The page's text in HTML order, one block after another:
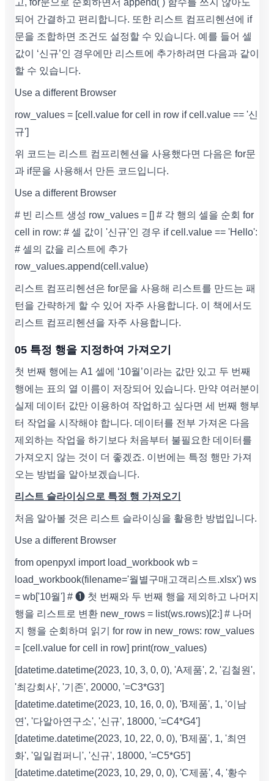
되어 간결하고 편리합니다. 또한 리스트 컴프리헨션에 if
문을 조합하면 조건도 설정할 수 있습니다. 예를 들어 셀
값이 ‘신규’인 경우에만 리스트에 추가하려면 다음과 같이
할 수 있습니다.
Use a different Browser
row_values = [cell.value for cell in row if cell.value == '신
규']
위 코드는 리스트 컴프리헨션을 사용했다면 다음은 for문
과 if문을 사용해서 만든 코드입니다.
Use a different Browser
# 빈 리스트 생성 row_values = [] # 각 행의 셀을 순회 for
cell in row: # 셀 값이 '신규'인 경우 if cell.value == 'Hello':
# 셀의 값을 리스트에 추가
row_values.append(cell.value)
리스트 컴프리헨션은 for문을 사용해 리스트를 만드는 패
턴을 간략하게 할 수 있어 자주 사용합니다. 이 책에서도
리스트 컴프리헨션을 자주 사용합니다.
05 특정 행을 지정하여 가져오기
첫 번째 행에는 A1 셀에 ‘10월’이라는 값만 있고 두 번째
행에는 표의 열 이름이 저장되어 있습니다. 만약 여러분이
실제 데이터 값만 이용하여 작업하고 싶다면 세 번째 행부
터 작업을 시작해야 합니다. 데이터를 전부 가져온 다음
제외하는 작업을 하기보다 처음부터 불필요한 데이터를
가져오지 않는 것이 더 좋겠죠. 이번에는 특정 행만 가져
오는 방법을 알아보겠습니다.
리스트 슬라이싱으로 특정 행 가져오기
처음 알아볼 것은 리스트 슬라이싱을 활용한 방법입니다.
Use a different Browser
from openpyxl import load_workbook wb =
load_workbook(filename='월별구매고객리스트.xlsx') ws
= wb['10월'] # ❶ 첫 번째와 두 번째 행을 제외하고 나머지
행을 리스트로 변환 new_rows = list(ws.rows)[2:] # 나머
지 행을 순회하며 읽기 for row in new_rows: row_values
= [cell.value for cell in row] print(row_values)
[datetime.datetime(2023, 10, 3, 0, 0), 'A제품', 2, '김철원',
'최강회사', '기존', 20000, '=C3*G3']
[datetime.datetime(2023, 10, 16, 0, 0), 'B제품', 1, '이남
연', '다알아연구소', '신규', 18000, '=C4*G4']
[datetime.datetime(2023, 10, 22, 0, 0), 'B제품', 1, '최연
화', '일일컴퍼니', '신규', 18000, '=C5*G5']
[datetime.datetime(2023, 10, 29, 0, 0), 'C제품', 4, '황수